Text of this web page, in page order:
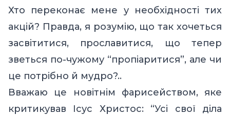
Хто переконає мене у необхідності тих
акцій? Правда, я розумію, що так хочеться
засвітитися, прославитися, що тепер
зветься по-чужому “пропіаритися”, але чи
це потрібно й мудро?..
Вважаю це новітнім фарисейством, яке
критикував Ісус Христос: “Усі свої діла